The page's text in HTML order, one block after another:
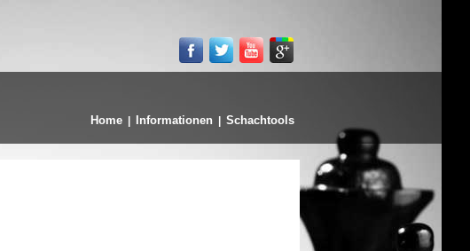
Home Informationen Schachtools